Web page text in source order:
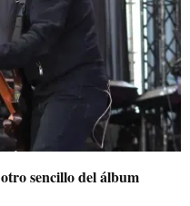
sencillo del álbum